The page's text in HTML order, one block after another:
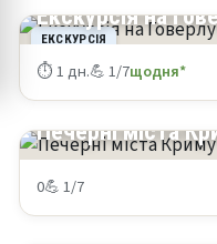
ЕКСКУРСІЯ
Екскурсія на
⏱ 1 дн.💪 1/7щодня*
КРИМ
Печерні міста
0💪 1/7
КРИМ